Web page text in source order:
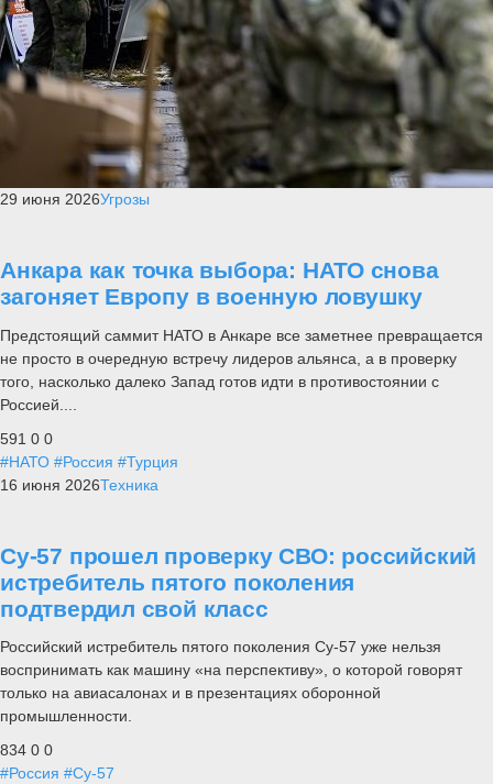
29 июня 2026Угрозы
Анкара как точка выбора: НАТО снова
загоняет Европу в военную ловушку
Предстоящий саммит НАТО в Анкаре все заметнее превращается
не просто в очередную встречу лидеров альянса, а в проверку
того, насколько далеко Запад готов идти в противостоянии с
Россией....
591 0 0
#НАТО #Россия #Турция
16 июня 2026Техника
Су-57 прошел проверку СВО: российский
истребитель пятого поколения
подтвердил свой класс
Российский истребитель пятого поколения Су-57 уже нельзя
воспринимать как машину «на перспективу», о которой говорят
только на авиасалонах и в презентациях оборонной
промышленности.
834 0 0
#Россия #Су-57